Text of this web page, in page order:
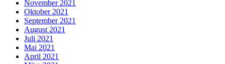
November 2021
Oktober 2021
September 2021
August 2021
Juli 2021
Mai 2021
April 2021